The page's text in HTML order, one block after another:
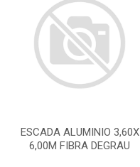
ESCADA ALUMINIO 3,60X
6,00M FIBRA DEGRAU